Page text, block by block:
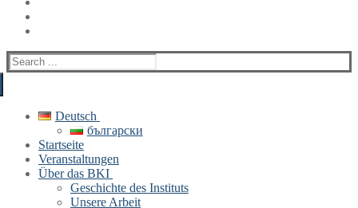
Search
for:
Deutsch
български
Startseite
Veranstaltungen
Über das BKI
Geschichte des Instituts
Unsere Arbeit